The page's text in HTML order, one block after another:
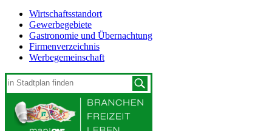
Wirtschaftsstandort
Gewerbegebiete
Gastronomie und Übernachtung
Firmenverzeichnis
Werbegemeinschaft